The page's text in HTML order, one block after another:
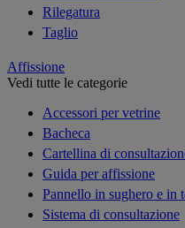
Rilegatura
Taglio
Affissione
Vedi tutte le categorie
Accessori per vetrine
Bacheca
Cartellina di
Guida per affissione
Pannello in sughero e in
Sistema di consultazione